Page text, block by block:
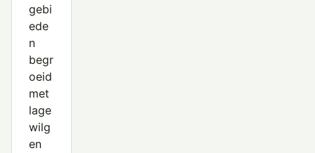
gebi
ede
n
begr
oeid
met
lage
wilg
en